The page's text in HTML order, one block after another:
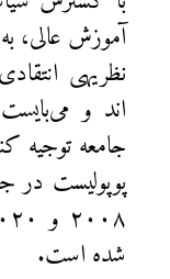
آموزش عالی،
نظریهی
اند و
جامعه توجیه
پوپولیست در
شده است.